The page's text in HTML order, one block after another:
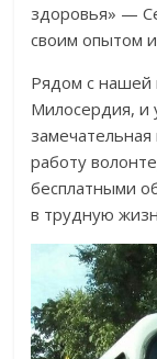
здоровья» —
своим опытом
Рядом с нашей
Милосердия, и
работу
бесплатными
в трудную